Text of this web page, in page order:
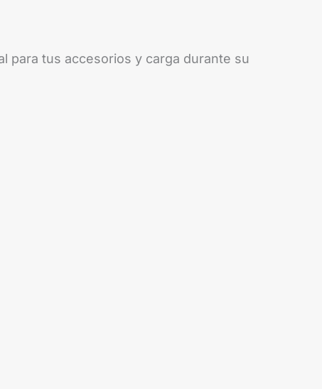
para tus accesorios y carga durante su